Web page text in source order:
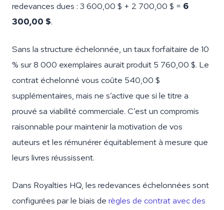
redevances dues : 3 600,00 $ + 2 700,00 $ = 6
300,00 $.
Sans la structure échelonnée, un taux forfaitaire de 10
% sur 8 000 exemplaires aurait produit 5 760,00 $. Le
contrat échelonné vous coûte 540,00 $
supplémentaires, mais ne s’active que si le titre a
prouvé sa viabilité commerciale. C’est un compromis
raisonnable pour maintenir la motivation de vos
auteurs et les rémunérer équitablement à mesure que
leurs livres réussissent.
Dans Royalties HQ, les redevances échelonnées sont
configurées par le biais de règles de contrat avec des